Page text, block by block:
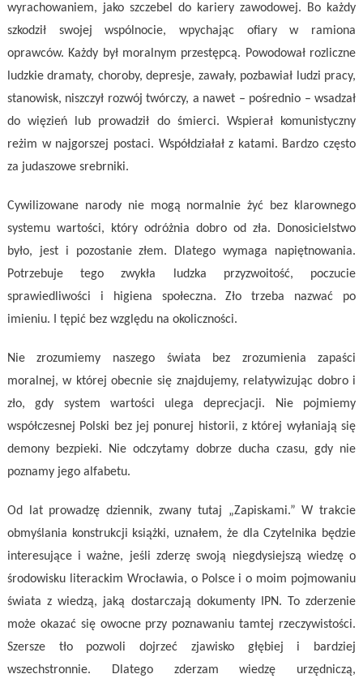
wyrachowaniem, jako szczebel do kariery zawodowej. Bo każdy
szkodził swojej wspólnocie, wpychając ofiary w ramiona
oprawców. Każdy był moralnym przestępcą. Powodował rozliczne
ludzkie dramaty, choroby, depresje, zawały, pozbawiał ludzi pracy,
stanowisk, niszczył rozwój twórczy, a nawet – pośrednio – wsadzał
do więzień lub prowadził do śmierci. Wspierał komunistyczny
reżim w najgorszej postaci. Współdziałał z katami. Bardzo często
za judaszowe srebrniki.
Cywilizowane narody nie mogą normalnie żyć bez klarownego
systemu wartości, który odróżnia dobro od zła. Donosicielstwo
było, jest i pozostanie złem. Dlatego wymaga napiętnowania.
Potrzebuje tego zwykła ludzka przyzwoitość, poczucie
sprawiedliwości i higiena społeczna. Zło trzeba nazwać po
imieniu. I tępić bez względu na okoliczności.
Nie zrozumiemy naszego świata bez zrozumienia zapaści
moralnej, w której obecnie się znajdujemy, relatywizując dobro i
zło, gdy system wartości ulega deprecjacji. Nie pojmiemy
współczesnej Polski bez jej ponurej historii, z której wyłaniają się
demony bezpieki. Nie odczytamy dobrze ducha czasu, gdy nie
poznamy jego alfabetu.
Od lat prowadzę dziennik, zwany tutaj „Zapiskami.” W trakcie
obmyślania konstrukcji książki, uznałem, że dla Czytelnika będzie
interesujące i ważne, jeśli zderzę swoją niegdysiejszą wiedzę o
środowisku literackim Wrocławia, o Polsce i o moim pojmowaniu
świata z wiedzą, jaką dostarczają dokumenty IPN. To zderzenie
może okazać się owocne przy poznawaniu tamtej rzeczywistości.
Szersze tło pozwoli dojrzeć zjawisko głębiej i bardziej
wszechstronnie. Dlatego zderzam wiedzę urzędniczą,